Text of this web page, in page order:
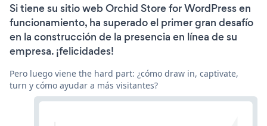
Si tiene su sitio web Orchid Store for WordPress en
funcionamiento, ha superado el primer gran desafío
en la construcción de la presencia en línea de su
empresa. ¡felicidades!
Pero luego viene the hard part: ¿cómo draw in, captivate,
turn y cómo ayudar a más visitantes?